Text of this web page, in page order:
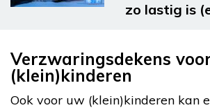
zo lastig is
Verzwaringsdekens
(klein)kinderen
Ook voor uw (klein)kinderen kan